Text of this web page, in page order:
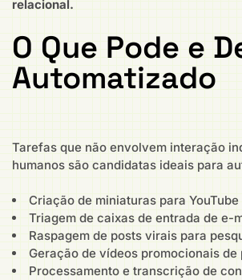
relacional.
O Que Pode e
Automatizado
Tarefas que não envolvem interação
humanos são candidatas ideais para
Criação de miniaturas para YouTube
Triagem de caixas de entrada de e-
Raspagem de posts virais para
Geração de vídeos promocionais de
Processamento e transcrição de